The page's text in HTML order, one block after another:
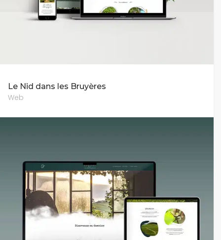
Le Nid dans les Bruyères
Web